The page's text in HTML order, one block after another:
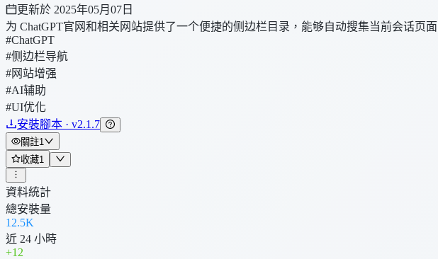
更新於 2025年05月07日
为 ChatGPT官网和相关网站提供了一个便捷的侧边栏目录，能够自动搜集当前会话页
#ChatGPT
#侧边栏导航
#网站增强
#AI辅助
#UI优化
安裝腳本 · v2.1.7
關註1
收藏1
資料統計
總安裝量
12.5K
近 24 小時
+12